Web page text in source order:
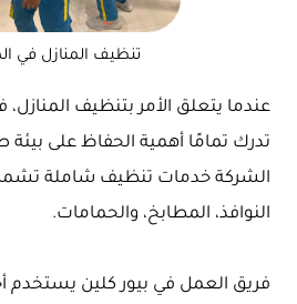
تنظيف المنازل في
عندما يتعلق الأمر بتنظيف المنازل،
تدرك تمامًا أهمية الحفاظ على
الشركة خدمات تنظيف شاملة
النوافذ، المطابخ، والحمامات.
فريق العمل في بيور كلين يستخدم